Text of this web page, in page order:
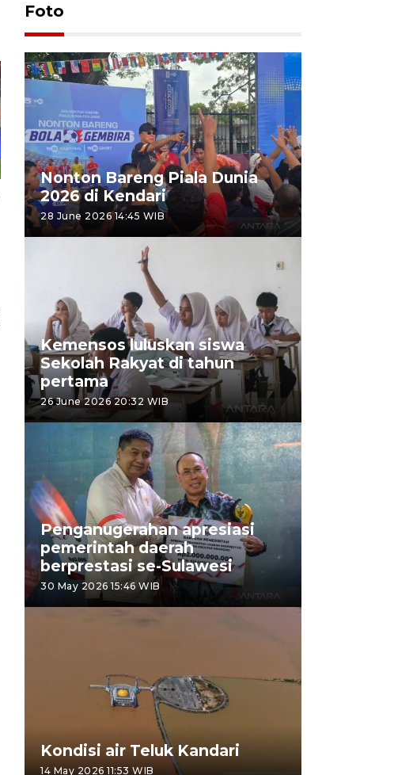
Foto
Nonton Bareng Piala Dunia
2026 di Kendari
28 June 2026 14:45 WIB
Kemensos luluskan siswa
Sekolah Rakyat di tahun
pertama
26 June 2026 20:32 WIB
Penganugerahan apresiasi
pemerintah daerah
berprestasi se-Sulawesi
30 May 2026 15:46 WIB
Kondisi air Teluk Kandari
14 May 2026 11:53 WIB